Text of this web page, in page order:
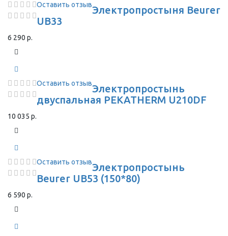
Оставить отзывЭлектропростыня Beurer
UB33
6 290 р.
Оставить отзывЭлектропростынь
двуспальная PEKATHERM U210DF
10 035 р.
Оставить отзывЭлектропростынь
Beurer UB53 (150*80)
6 590 р.